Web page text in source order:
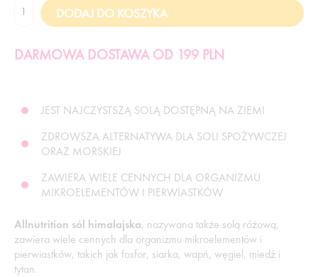
DARMOWA DOSTAWA OD 199 PLN
JEST NAJCZYSTSZĄ SOLĄ DOSTĘPNĄ NA ZIEMI
ZDROWSZA ALTERNATYWA DLA SOLI SPOŻYWCZEJ
ORAZ MORSKIEJ
ZAWIERA WIELE CENNYCH DLA ORGANIZMU
MIKROELEMENTÓW I PIERWIASTKÓW
Allnutrition sól himalajska, nazywana także solą różową,
zawiera wiele cennych dla organizmu mikroelementów i
pierwiastków, takich jak fosfor, siarka, wapń, węgiel, miedź i
tytan.